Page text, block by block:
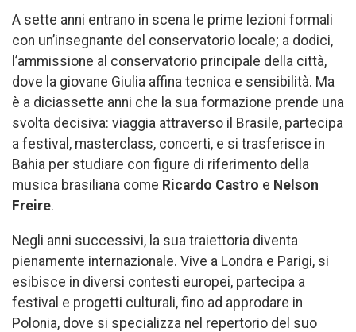
A sette anni entrano in scena le prime lezioni formali
con un’insegnante del conservatorio locale; a dodici,
l’ammissione al conservatorio principale della città,
dove la giovane Giulia affina tecnica e sensibilità. Ma
è a diciassette anni che la sua formazione prende una
svolta decisiva: viaggia attraverso il Brasile, partecipa
a festival, masterclass, concerti, e si trasferisce in
Bahia per studiare con figure di riferimento della
musica brasiliana come Ricardo Castro e Nelson
Freire.
Negli anni successivi, la sua traiettoria diventa
pienamente internazionale. Vive a Londra e Parigi, si
esibisce in diversi contesti europei, partecipa a
festival e progetti culturali, fino ad approdare in
Polonia, dove si specializza nel repertorio del suo